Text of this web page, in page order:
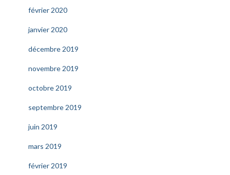
février 2020
janvier 2020
décembre 2019
novembre 2019
octobre 2019
septembre 2019
juin 2019
mars 2019
février 2019